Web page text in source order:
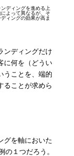
ディングを進める上
よって異なるが、そ
ィングの効果が高ま
ンディングだけ
に何を（どうい
うことを、端的
ることが求めら
グを軸においた
の１つだろう。